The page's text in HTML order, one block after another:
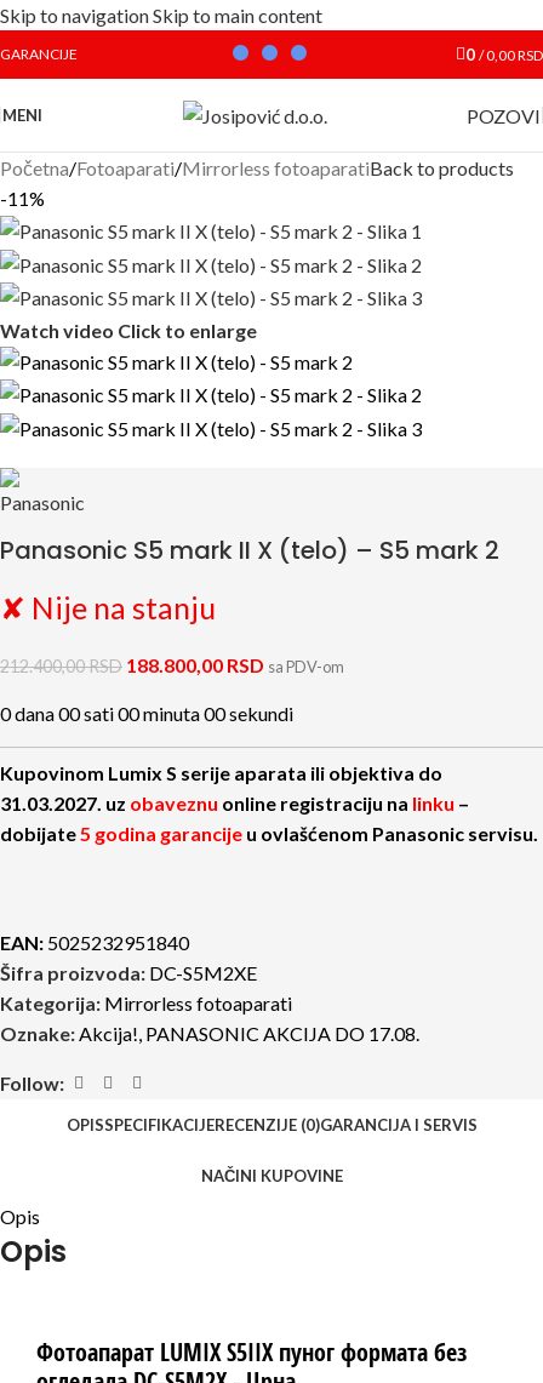
Skip to navigationSkip to main content
GARANCIJE 0 /0,00RSD
MENI POZOVI
Početna/Fotoaparati/Mirrorless fotoaparatiBack to products
-11%
Watch video Click to enlarge
Panasonic S5 mark II X (telo) – S5 mark 2
✘ Nije na stanju
212.400,00RSD 188.800,00 RSD sa PDV-om
0dana00sati00minuta00sekundi
Kupovinom Lumix S serije aparata ili objektiva do
31.03.2027. uz obaveznu online registraciju na linku –
dobijate 5 godina garancije u ovlašćenom Panasonic servisu.
EAN: 5025232951840
Šifra proizvoda: DC-S5M2XE
Kategorija: Mirrorless fotoaparati
Oznake: Akcija! PANASONIC AKCIJA DO 17.08.
Follow:
OPISSPECIFIKACIJERECENZIJE (0)GARANCIJA I SERVIS
NAČINI KUPOVINE
Opis
Opis
Фотоапарат LUMIX S5IIX пуног формата без